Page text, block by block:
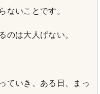
ないことです。
のは大人げない。
ていき、ある日、まっ